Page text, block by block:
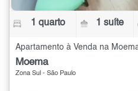
1 quarto 1 suíte
Apartamento à Venda na
Moema
Zona Sul - São Paulo